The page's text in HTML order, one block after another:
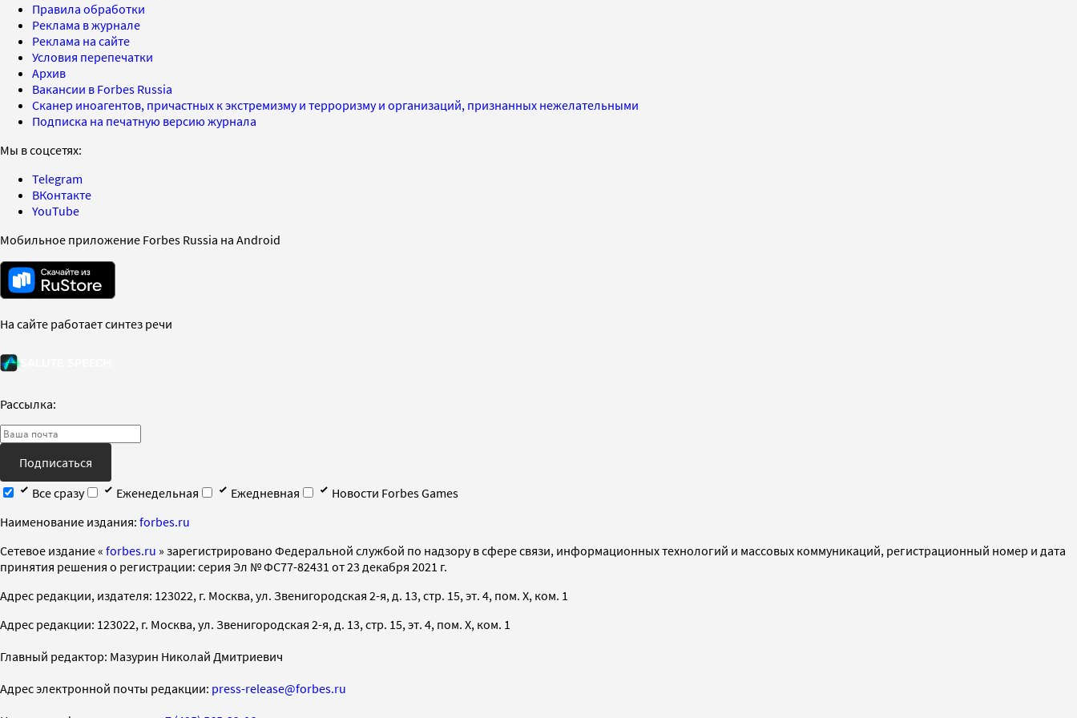
Правила обработки
Реклама в журнале
Реклама на сайте
Условия перепечатки
Архив
Вакансии в Forbes Russia
Сканер иноагентов, причастных к экстремизму и терроризму и организаций, признанных нежелательными
Подписка на печатную версию журнала
Мы в соцсетях:
Telegram
ВКонтакте
YouTube
Мобильное приложение Forbes Russia на Android
На сайте работает синтез речи
Рассылка:
Подписаться
Все сразу
Еженедельная Ежедневная
Новости Forbes Games
Наименование издания: forbes.ru
Cетевое издание « forbes.ru » зарегистрировано Федеральной службой по надзору в сфере связи, информационных технологий и массовых коммуникаций, регистрационный номер и дата
принятия решения о регистрации: серия Эл № ФС77-82431 от 23 декабря 2021 г.
Адрес редакции, издателя: 123022, г. Москва, ул. Звенигородская 2-я, д. 13, стр. 15, эт. 4, пом. X, ком. 1
Адрес редакции: 123022, г. Москва, ул. Звенигородская 2-я, д. 13, стр. 15, эт. 4, пом. X, ком. 1
Главный редактор: Мазурин Николай Дмитриевич
Адрес электронной почты редакции: press-release@forbes.ru